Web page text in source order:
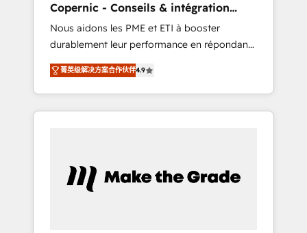
days ⚡ - Global: 75+ RPers across five
continents 🌐 - Scale: Largest organically
grown & fastest tiering Elite HubSpot Partner
🪴 - Sales Hub: More implementations than
any other Partner 💻 - Migrations: We convert
Salesforce addicts to HubSpot evangelists 🧡
Don't hire a marketing agency for an Ops
Copernic - Conseils & intégration
HubSpot
Nous aidons les PME et ETI à booster
durablement leur performance en répondant
aux vrais défis : • Intégration de HubSpot
avec d’autres outils (ERP, téléphonie, etc.) •
Alignement des équipes grâce à un outil et
des données partagées • Amélioration de la
Notre équipe de 30 consultants certifiés
HubSpot aborde chaque projet avec un
菁英级解决方案合作伙伴4.9